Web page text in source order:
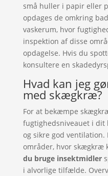
små huller i papir eller
opdages de omkring
vaskerum, hvor
inspektion af disse
opdagelse. Hvis du
konsultere en
Hvad kan jeg
med skægkræ?
For at bekæmpe
fugtighedsniveauet i dit
og sikre god
områder, hvor skægkræ
du bruge insektmidler
i alvorlige tilfælde.